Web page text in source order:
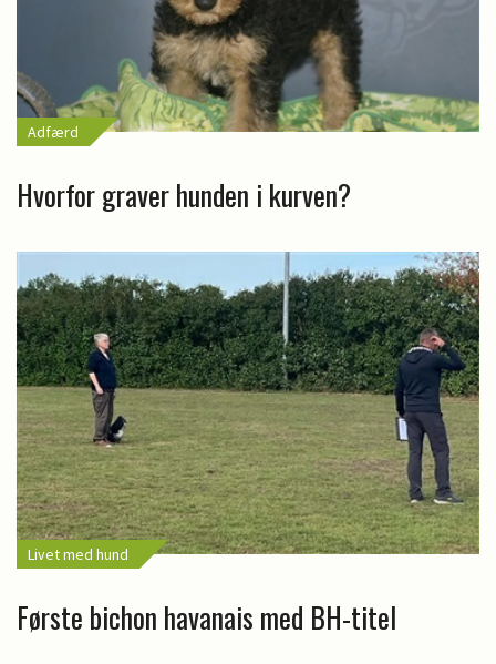
Adfærd
Hvorfor graver hunden i kurven?
Livet med hund
Første bichon havanais med BH-titel